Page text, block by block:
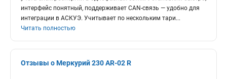
интерфейс понятный, поддерживает CAN-связь — удобно для
интеграции в АСКУЭ. Учитывает по нескольким тари...
Читать полностью
Отзывы о Меркурий 230 AR-02 R